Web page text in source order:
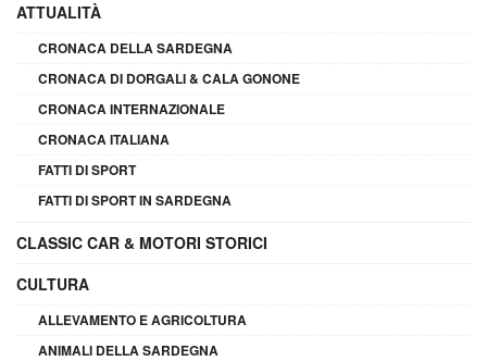
ATTUALITÀ
CRONACA DELLA SARDEGNA
CRONACA DI DORGALI & CALA GONONE
CRONACA INTERNAZIONALE
CRONACA ITALIANA
FATTI DI SPORT
FATTI DI SPORT IN SARDEGNA
CLASSIC CAR & MOTORI STORICI
CULTURA
ALLEVAMENTO E AGRICOLTURA
ANIMALI DELLA SARDEGNA